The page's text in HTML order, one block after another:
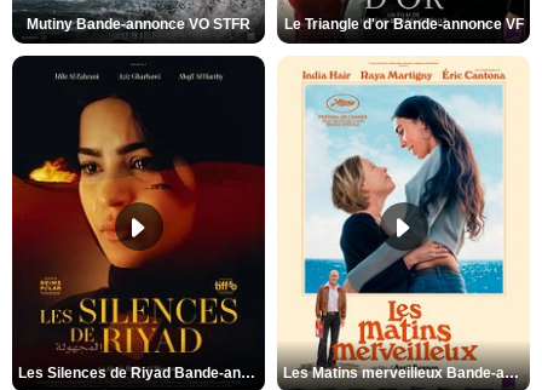
Mutiny Bande-annonce VO STFR Le Triangle d'or Bande-annonce VF
Les Silences de Riyad Bande-annonce VO STFR Les Matins merveilleux Bande-annonce VF